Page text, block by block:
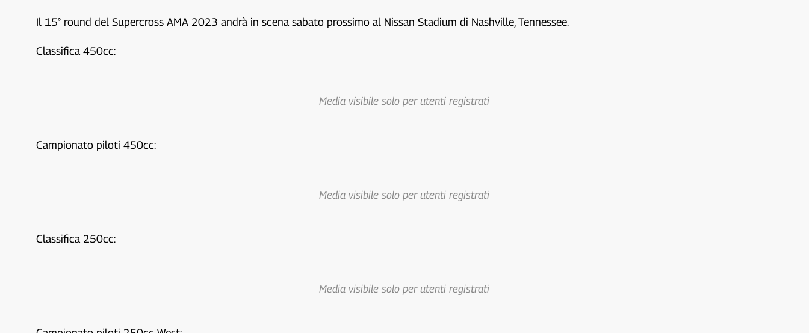
Il 15° round del Supercross AMA 2023 andrà in scena sabato prossimo al Nissan Stadium di Nashville, Tennessee.
Classifica 450cc:
Media visibile solo per utenti registrati
Campionato piloti 450cc:
Media visibile solo per utenti registrati
Classifica 250cc:
Media visibile solo per utenti registrati